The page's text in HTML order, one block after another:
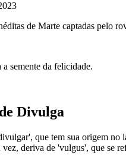
de Marte captadas pelo
a semente da felicidade.
de Divulga
que tem sua origem
deriva de 'vulgus', que se